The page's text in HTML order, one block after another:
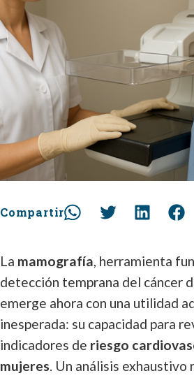
Compartir
La mamografía, herramienta
detección temprana del cáncer
emerge ahora con una utilidad
inesperada: su capacidad para
indicadores de riesgo
mujeres. Un análisis exhaustivo